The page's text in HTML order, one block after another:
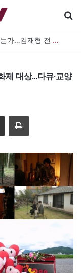
한궁 탄생 20년, 이제 AI를 쏜다…오늘 ‘한궁의 날’ 새 도약 선언
제 대상…다큐·교양
이메일 인쇄